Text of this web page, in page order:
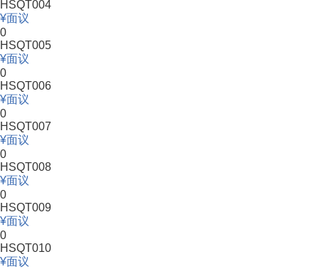
HSQT004
面议
0
HSQT005
面议
0
HSQT006
面议
0
HSQT007
面议
0
HSQT008
面议
0
HSQT009
面议
0
HSQT010
面议